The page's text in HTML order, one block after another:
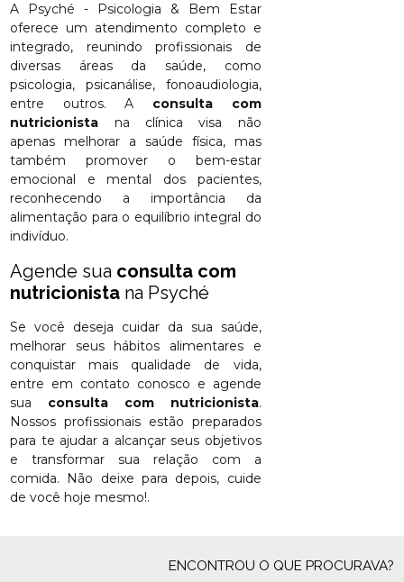
A Psyché - Psicologia & Bem Estar
oferece um atendimento completo e
integrado, reunindo profissionais de
diversas áreas da saúde, como
psicologia, psicanálise, fonoaudiologia,
entre outros. A consulta com
nutricionista na clínica visa não
apenas melhorar a saúde física, mas
também promover o bem-estar
emocional e mental dos pacientes,
reconhecendo a importância da
alimentação para o equilíbrio integral do
indivíduo.
Agende sua consulta com
nutricionista na Psyché
Se você deseja cuidar da sua saúde,
melhorar seus hábitos alimentares e
conquistar mais qualidade de vida,
entre em contato conosco e agende
sua consulta com nutricionista.
Nossos profissionais estão preparados
para te ajudar a alcançar seus objetivos
e transformar sua relação com a
comida. Não deixe para depois, cuide
de você hoje mesmo!.
ENCONTROU O QUE PROCURAVA?